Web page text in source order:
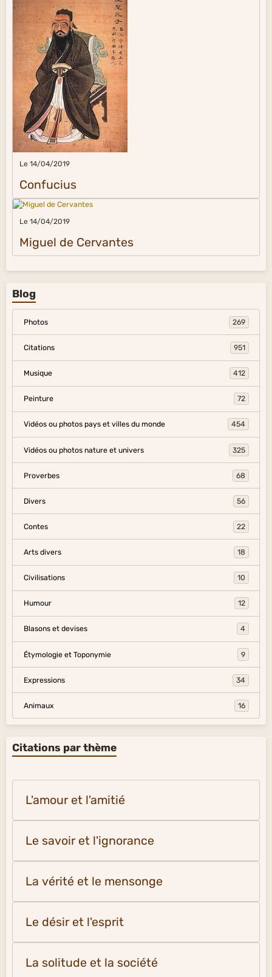
Le 14/04/2019
Confucius
Le 14/04/2019
Miguel de Cervantes
Blog
Photos 269
Citations 951
Musique 412
Peinture 72
Vidéos ou photos pays et villes du monde 454
Vidéos ou photos nature et univers 325
Proverbes 68
Divers 56
Contes 22
Arts divers 18
Civilisations 10
Humour 12
Blasons et devises 4
Étymologie et Toponymie 9
Expressions 34
Animaux 16
Citations par thème
L'amour et l'amitié
Le savoir et l'ignorance
La vérité et le mensonge
Le désir et l'esprit
La solitude et la société